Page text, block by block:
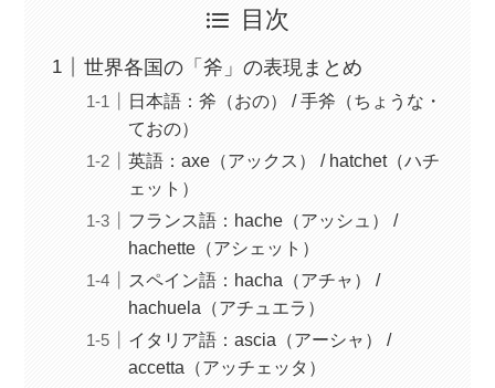
目次
世界各国の「斧」の表現まとめ
日本語：斧（おの） / 手斧（ちょうな・
ておの）
英語：axe（アックス） / hatchet（ハチ
ェット）
フランス語：hache（アッシュ） /
hachette（アシェット）
スペイン語：hacha（アチャ） /
hachuela（アチュエラ）
イタリア語：ascia（アーシャ） /
accetta（アッチェッタ）